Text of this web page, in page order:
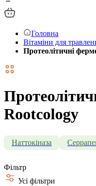
Головна
Вітаміни для
Протеолітичні
Rootcology
Наттокіназа
Фільтр
Усі фільтри